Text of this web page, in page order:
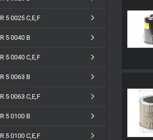
R 5 0025 C,E,F
R 5 0040 B
R 5 0040 C,E,F
R 5 0063 B
R 5 0063 C,E,F
R 5 0100 B
R 5 0100 C,E,F